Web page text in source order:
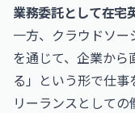
業務委託として在宅
一方、クラウドソ
を通じて、企業か
る」という形で仕事
リーランスとして